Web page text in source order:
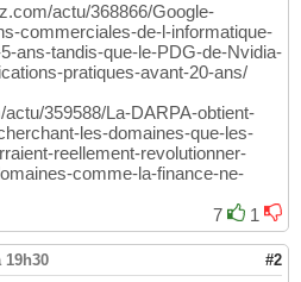
actu/368866/Google-
commerciales-de-l-informatique-
ans-tandis-que-le-PDG-de-Nvidia-
pratiques-avant-20-ans/
359588/La-DARPA-obtient-
les-domaines-que-les-
reellement-revolutionner-
comme-la-finance-ne-
7
1
19h30 #2